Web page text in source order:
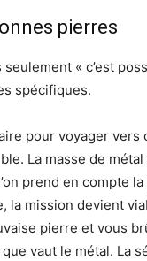
pierres
seulement « c’est
spécifiques.
pour voyager vers
La masse de
prend en compte
la mission devient
pierre et vous
vaut le métal. La